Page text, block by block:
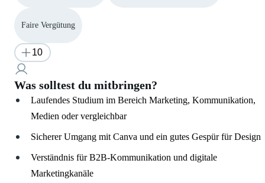
Faire Vergütung
10
Was solltest du mitbringen?
Laufendes Studium im Bereich Marketing, Kommunikation,
Medien oder vergleichbar
Sicherer Umgang mit Canva und ein gutes Gespür für Design
Verständnis für B2B-Kommunikation und digitale
Marketingkanäle